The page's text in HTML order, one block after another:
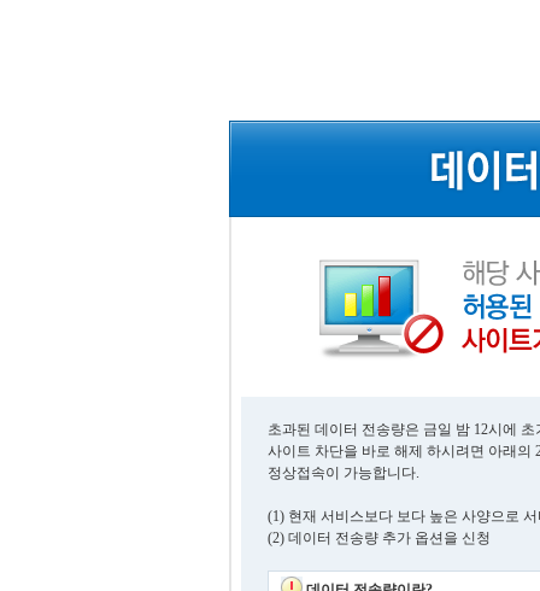
초과된 데이터 전송량은 금일 밤 12시에
사이트 차단을 바로 해제 하시려면 아래의
정상접속이 가능합니다.
(1) 현재 서비스보다 보다 높은 사양으로
(2) 데이터 전송량 추가 옵션을 신청